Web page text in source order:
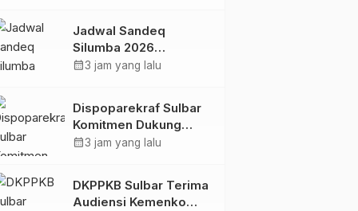
Jadwal Sandeq
Silumba 2026
Disesuaikan,
Tetap Dimatangkan
calendar_month3 jam yang lalu
Dispoparekraf Sulbar
Komitmen Dukung
Penyusunan RAD
calendar_month3 jam yang lalu
DKPPKB Sulbar Terima
Audiensi Kemenko